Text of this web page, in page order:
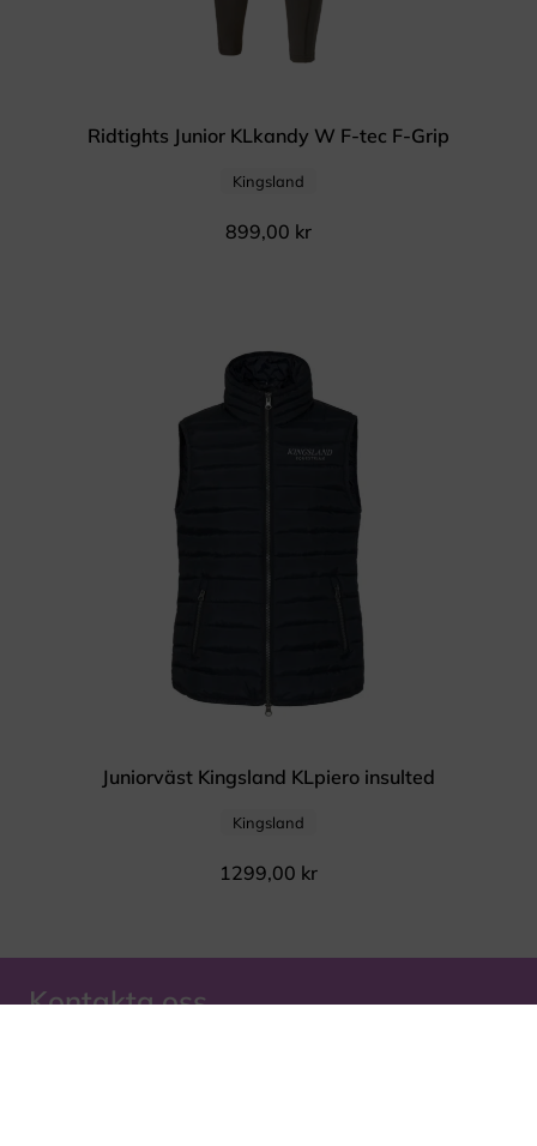
Ridtights Junior KLkandy W F-tec F-Grip
Kingsland
899,00 kr
Juniorväst Kingsland KLpiero insulted
Kingsland
1299,00 kr
Kontakta oss